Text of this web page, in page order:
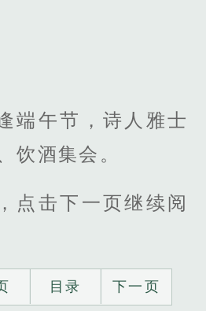
端午节，诗人雅士
饮酒集会。
点击下一页继续阅
目录 下一页